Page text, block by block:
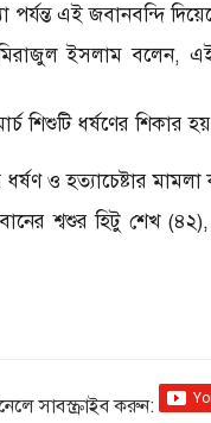
এই জবানবন্দি
মিরাজুল ইসলাম বলেন,
শিশুটি ধর্ষণের
ও হত্যাচেষ্টার মামলা
শ্বশুর হিটু শেখ
সাবস্ক্রাইব করুন: